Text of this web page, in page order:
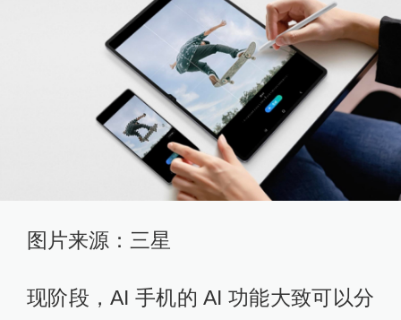
图片来源：三星
现阶段，AI 手机的 AI 功能大致可以分